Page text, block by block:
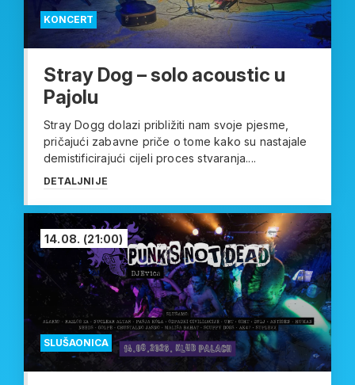
KONCERT
Stray Dog – solo acoustic u
Pajolu
Stray Dogg dolazi približiti nam svoje pjesme,
pričajući zabavne priče o tome kako su nastajale
demistificirajući cijeli proces stvaranja....
DETALJNIJE
SLUŠAONICA
14.08. (21:00)